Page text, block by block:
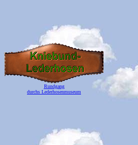
Rundgang
durchs Lederhosenmuseum